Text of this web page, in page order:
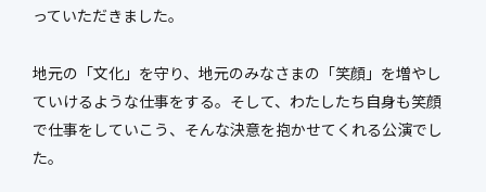
っていただきました。
地元の「文化」を守り、地元のみなさまの「笑顔」を増やし
ていけるような仕事をする。そして、わたしたち自身も笑顔
で仕事をしていこう、そんな決意を抱かせてくれる公演でし
た。